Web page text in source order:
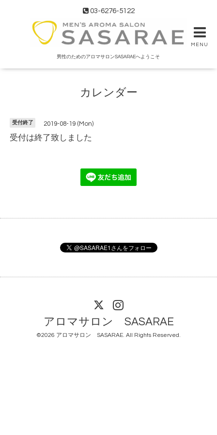
03-6276-5122
MENU
男性のためのアロマサロンSASARAEへようこそ
カレンダー
受付終了 2019-08-19 (Mon)
受付は終了致しました
アロマサロン SASARAE
©2026 アロマサロン SASARAE. All Rights Reserved.